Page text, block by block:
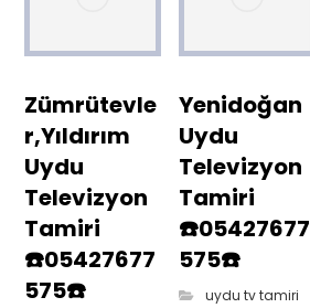
Zümrütevle
r,Yıldırım
Uydu
Televizyon
Tamiri
☎️05427677
575☎️
Yenidoğan
Uydu
Televizyon
Tamiri
☎️05427677
575☎️
uydu tv tamiri